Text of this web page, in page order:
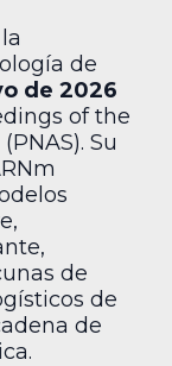
de
de 2026
of the
Su
de
de
de